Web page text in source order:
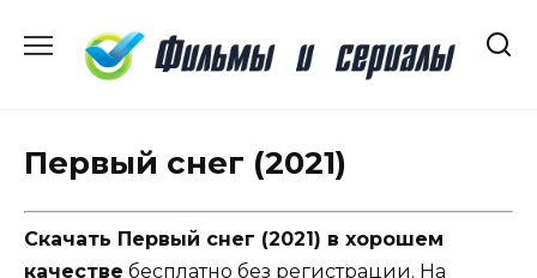
содержанию
Первый снег (2021)
Скачать Первый снег (2021) в хорошем
качестве бесплатно без регистрации. На